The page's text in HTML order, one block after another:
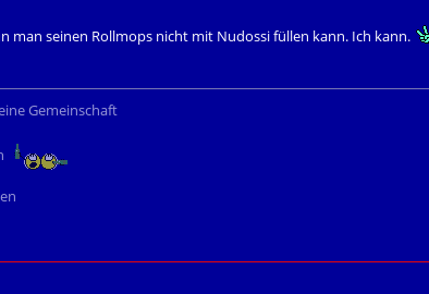
man seinen Rollmops nicht mit Nudossi füllen kann. Ich kann.
Gemeinschaft